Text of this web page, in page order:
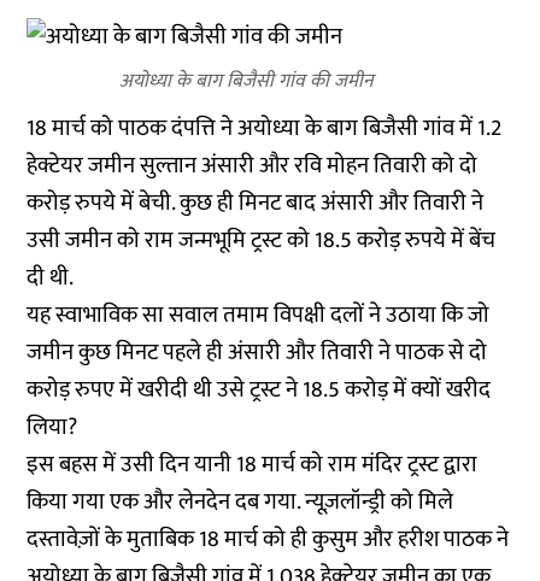
अयोध्या के बाग बिजैसी गांव की जमीन
18 मार्च को पाठक दंपत्ति ने अयोध्या के बाग बिजैसी गांव में 1.2
हेक्टेयर जमीन सुल्तान अंसारी और रवि मोहन तिवारी को दो
करोड़ रुपये में बेची. कुछ ही मिनट बाद अंसारी और तिवारी ने
उसी जमीन को राम जन्मभूमि ट्रस्ट को 18.5 करोड़ रुपये में बेंच
दी थी.
यह स्वाभाविक सा सवाल तमाम विपक्षी दलों ने उठाया कि जो
जमीन कुछ मिनट पहले ही अंसारी और तिवारी ने पाठक से दो
करोड़ रुपए में खरीदी थी उसे ट्रस्ट ने 18.5 करोड़ में क्यों खरीद
लिया?
इस बहस में उसी दिन यानी 18 मार्च को राम मंदिर ट्रस्ट द्वारा
किया गया एक और लेनदेन दब गया. न्यूज़लॉन्ड्री को मिले
दस्तावेज़ों के मुताबिक 18 मार्च को ही कुसुम और हरीश पाठक ने